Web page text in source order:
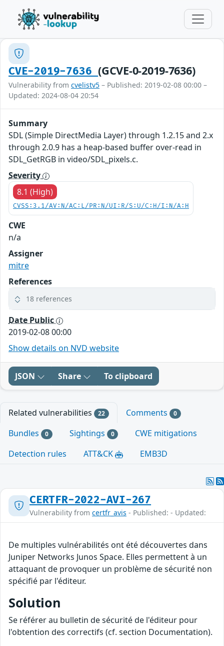
CVE-2019-7636(GCVE-0-2019-7636)
Vulnerability from cvelistv5 – Published: 2019-02-08 00:00 –
Updated: 2024-08-04 20:54
Summary
SDL (Simple DirectMedia Layer) through 1.2.15 and 2.x
through 2.0.9 has a heap-based buffer over-read in
SDL_GetRGB in video/SDL_pixels.c.
Severity
8.1 (High)
CVSS:3.1/AV:N/AC:L/PR:N/UI:R/S:U/C:H/I:N/A:H
CWE
n/a
Assigner
mitre
References
18 references
Date Public
2019-02-08 00:00
Show details on NVD website
JSON Share To clipboard
Related vulnerabilities 22 Comments 0
Bundles 0 Sightings 0
CWE mitigations
Detection rules
ATT&CK EMB3D
CERTFR-2022-AVI-267
Vulnerability from certfr_avis - Published: - Updated:
De multiples vulnérabilités ont été découvertes dans
Juniper Networks Junos Space. Elles permettent à un
attaquant de provoquer un problème de sécurité non
spécifié par l'éditeur.
Solution
Se référer au bulletin de sécurité de l'éditeur pour
l'obtention des correctifs (cf. section Documentation).